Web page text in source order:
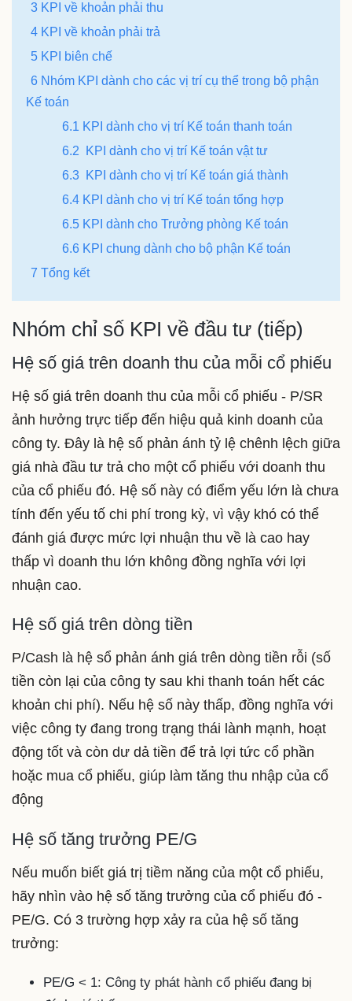
3 KPI về khoản phải thu
4 KPI về khoản phải trả
5 KPI biên chế
6 Nhóm KPI dành cho các vị trí cụ thể trong bộ phận
Kế toán
6.1 KPI dành cho vị trí Kế toán thanh toán
6.2 KPI dành cho vị trí Kế toán vật tư
6.3 KPI dành cho vị trí Kế toán giá thành
6.4 KPI dành cho vị trí Kế toán tổng hợp
6.5 KPI dành cho Trưởng phòng Kế toán
6.6 KPI chung dành cho bộ phận Kế toán
7 Tổng kết
Nhóm chỉ số KPI về đầu tư (tiếp)
Hệ số giá trên doanh thu của mỗi cổ phiếu
Hệ số giá trên doanh thu của mỗi cổ phiếu - P/SR
ảnh hưởng trực tiếp đến hiệu quả kinh doanh của
công ty. Đây là hệ số phản ánh tỷ lệ chênh lệch giữa
giá nhà đầu tư trả cho một cổ phiếu với doanh thu
của cổ phiếu đó. Hệ số này có điểm yếu lớn là chưa
tính đến yếu tố chi phí trong kỳ, vì vậy khó có thể
đánh giá được mức lợi nhuận thu về là cao hay
thấp vì doanh thu lớn không đồng nghĩa với lợi
nhuận cao.
Hệ số giá trên dòng tiền
P/Cash là hệ sổ phản ánh giá trên dòng tiền rỗi (số
tiền còn lại của công ty sau khi thanh toán hết các
khoản chi phí). Nếu hệ số này thấp, đồng nghĩa với
việc công ty đang trong trạng thái lành mạnh, hoạt
động tốt và còn dư dả tiền để trả lợi tức cổ phần
hoặc mua cổ phiếu, giúp làm tăng thu nhập của cổ
động
Hệ số tăng trưởng PE/G
Nếu muốn biết giá trị tiềm năng của một cổ phiếu,
hãy nhìn vào hệ số tăng trưởng của cổ phiếu đó -
PE/G. Có 3 trường hợp xảy ra của hệ số tăng
trưởng:
PE/G < 1: Công ty phát hành cổ phiếu đang bị